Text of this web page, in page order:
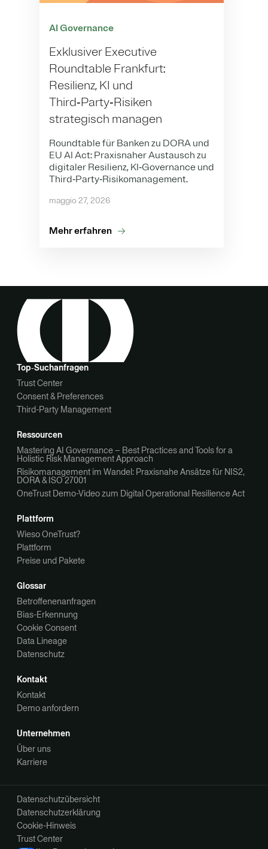
AI Governance
Exklusiver Executive
Roundtable Frankfurt:
Resilienz, KI und
Third‑Party‑Risiken
strategisch managen
Roundtable für Banken zu DORA und
EU AI Act: Praxisnaher Austausch zu
digitaler Resilienz, KI‑Governance und
Third‑Party‑Risikomanagement.
maggio 27, 2026
Mehr erfahren
Top‑Suchanfragen
Trust Center
Consent & Preferences
Third-Party Management
Ressourcen
Mastering AI Governance – Best Practices and Tools for a
Holistic Risk Management Approach
Risikomanagement im Wandel: Praxisnahe Ansätze für NIS2,
DORA & ISO 27001
OneTrust Demo-Video zum Digital Operational Resilience Act
Plattform
Wieso OneTrust?
Plattform
Preise und Pakete
Glossar
Betroffenenanfragen
Bias-Erkennung
Cookie Consent
Data Lineage
Datenschutz
Kontakt
Kontakt
Demo anfordern
Unternehmen
Über uns
Karriere
Datenschutzübersicht
Datenschutzerklärung
Cookie-Hinweis
Trust Center